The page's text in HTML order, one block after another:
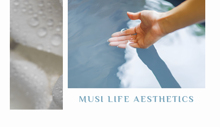
MUSI LIFE AESTHETICS